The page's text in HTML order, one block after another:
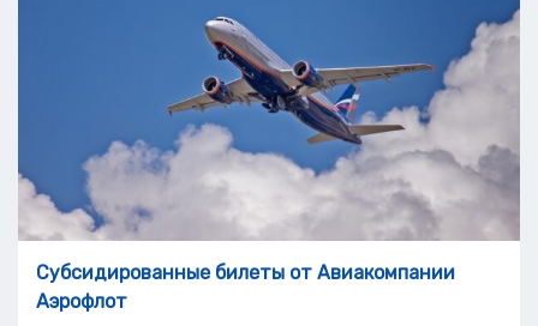
Субсидированные билеты от Авиакомпании
Аэрофлот